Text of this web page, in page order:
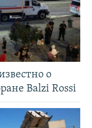
о
Balzi Rossi